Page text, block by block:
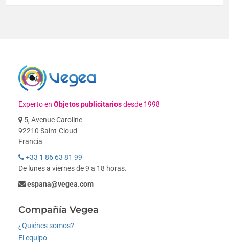
Experto enObjetos publicitariosdesde 1998
5, Avenue Caroline
92210 Saint-Cloud
Francia
+33 1 86 63 81 99
De lunes a viernes de 9 a 18 horas.
espana@vegea.com
Compañía Vegea
¿Quiénes somos?
El equipo